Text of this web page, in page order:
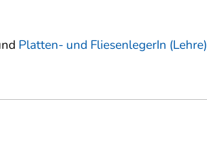
Platten- und FliesenlegerIn (Lehre)